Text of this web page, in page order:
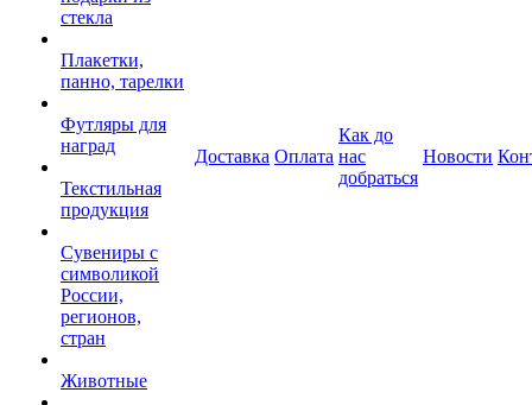
стекла
Плакетки,
панно, тарелки
Футляры для
наград
Текстильная
продукция
Сувениры с
символикой
России,
регионов,
стран
Животные
Доставка Оплата
Как до
нас
добраться
Новости